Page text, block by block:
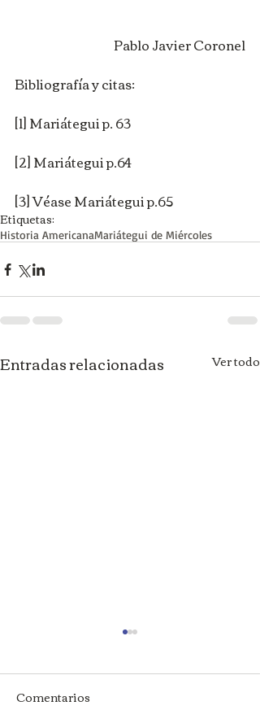
Pablo Javier Coronel
Bibliografía y citas:
[1] Mariátegui p. 63
[2] Mariátegui p.64
[3] Véase Mariátegui p.65
Etiquetas:
Historia AmericanaMariátegui de Miércoles
Entradas relacionadas Ver todo
Comentarios